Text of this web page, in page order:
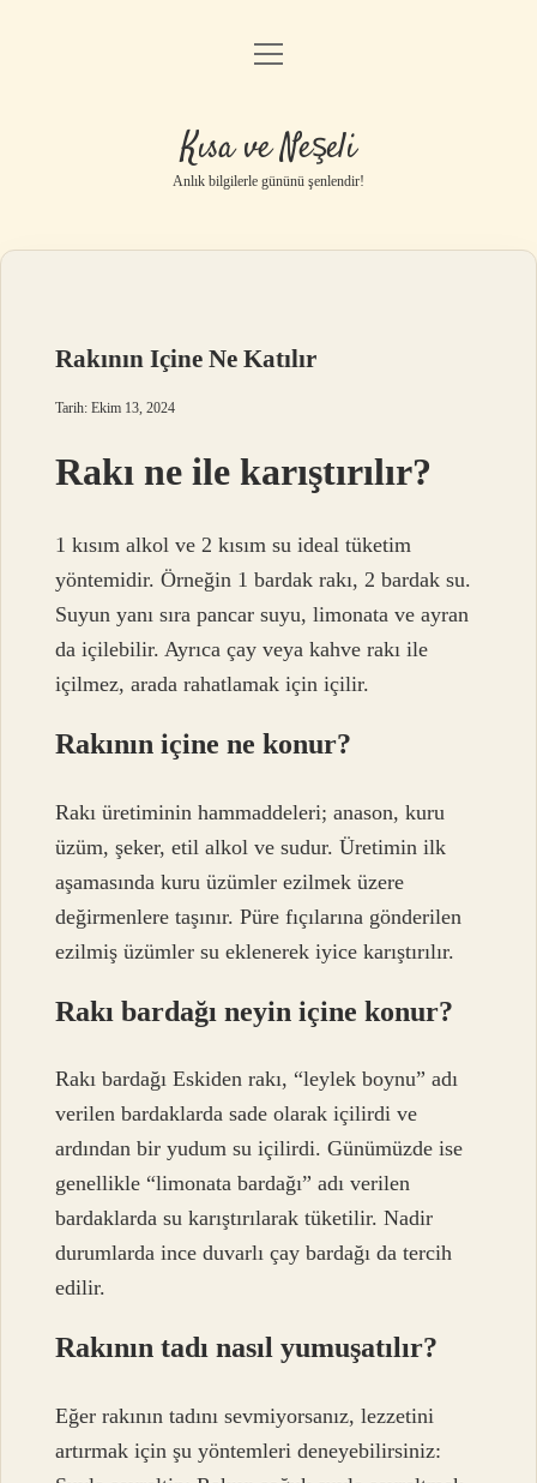
Anasayfa
Yasal Uyarı
menüyü
Kısa ve Neşeli
Anlık bilgilerle gününü şenlendir!
Rakının Içine Ne Katılır
Tarih: Ekim 13, 2024
Rakı ne ile karıştırılır?
1 kısım alkol ve 2 kısım su ideal tüketim
yöntemidir. Örneğin 1 bardak rakı, 2 bardak su.
Suyun yanı sıra pancar suyu, limonata ve ayran
da içilebilir. Ayrıca çay veya kahve rakı ile
içilmez, arada rahatlamak için içilir.
Rakının içine ne konur?
Rakı üretiminin hammaddeleri; anason, kuru
üzüm, şeker, etil alkol ve sudur. Üretimin ilk
aşamasında kuru üzümler ezilmek üzere
değirmenlere taşınır. Püre fıçılarına gönderilen
ezilmiş üzümler su eklenerek iyice karıştırılır.
Rakı bardağı neyin içine konur?
Rakı bardağı Eskiden rakı, “leylek boynu” adı
verilen bardaklarda sade olarak içilirdi ve
ardından bir yudum su içilirdi. Günümüzde ise
genellikle “limonata bardağı” adı verilen
bardaklarda su karıştırılarak tüketilir. Nadir
durumlarda ince duvarlı çay bardağı da tercih
edilir.
Rakının tadı nasıl yumuşatılır?
Eğer rakının tadını sevmiyorsanız, lezzetini
artırmak için şu yöntemleri deneyebilirsiniz: